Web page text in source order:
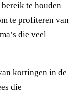
te houden
te profiteren van
die veel
kortingen in de
die